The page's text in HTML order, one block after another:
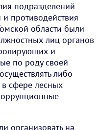
подразделений
противодействия
области были
лиц органов
и
по роду своей
либо
в сфере лесных
организовать на